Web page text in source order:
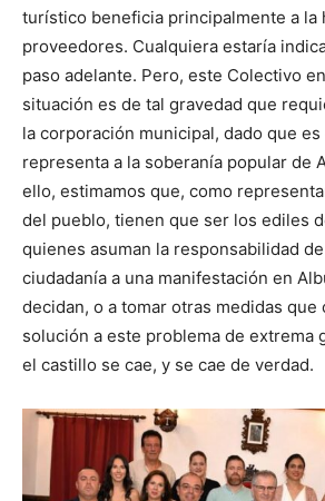
turístico beneficia principalmente a la
proveedores. Cualquiera estaría
paso adelante. Pero, este Colectivo
situación es de tal gravedad que
la corporación municipal, dado que
representa a la soberanía popular de
ello, estimamos que, como
del pueblo, tienen que ser los ediles
quienes asuman la responsabilidad
ciudadanía a una manifestación en
decidan, o a tomar otras medidas que
solución a este problema de extrema
el castillo se cae, y se cae de verdad.